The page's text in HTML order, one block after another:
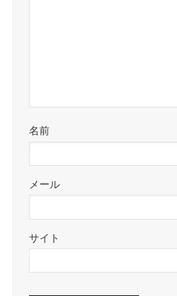
名前
メール
サイト